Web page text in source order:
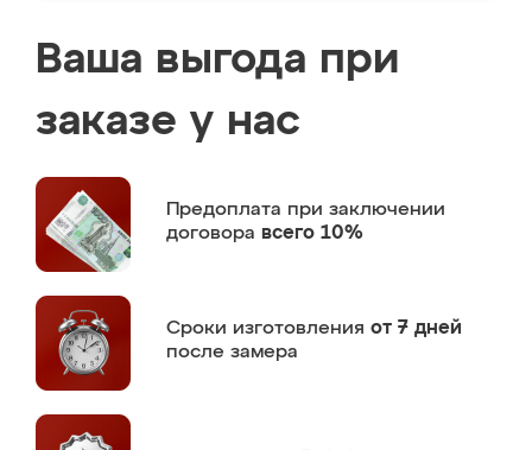
Ваша выгода при
заказе у нас
Предоплата при заключении
договора всего 10%
Сроки изготовления от 7 дней
после замера